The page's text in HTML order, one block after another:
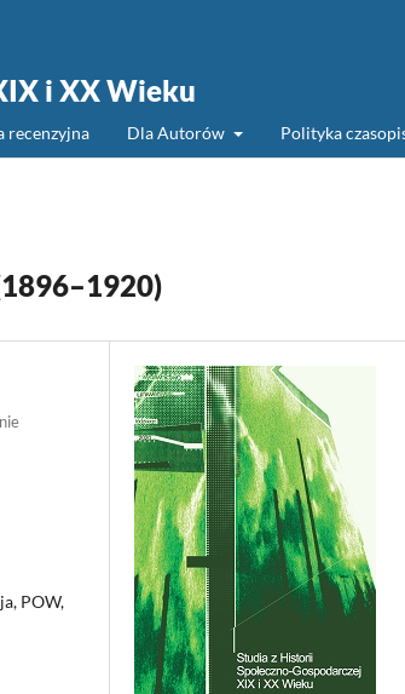
i XX Wieku
recenzyjna Dla Autorów Polityka
POW,